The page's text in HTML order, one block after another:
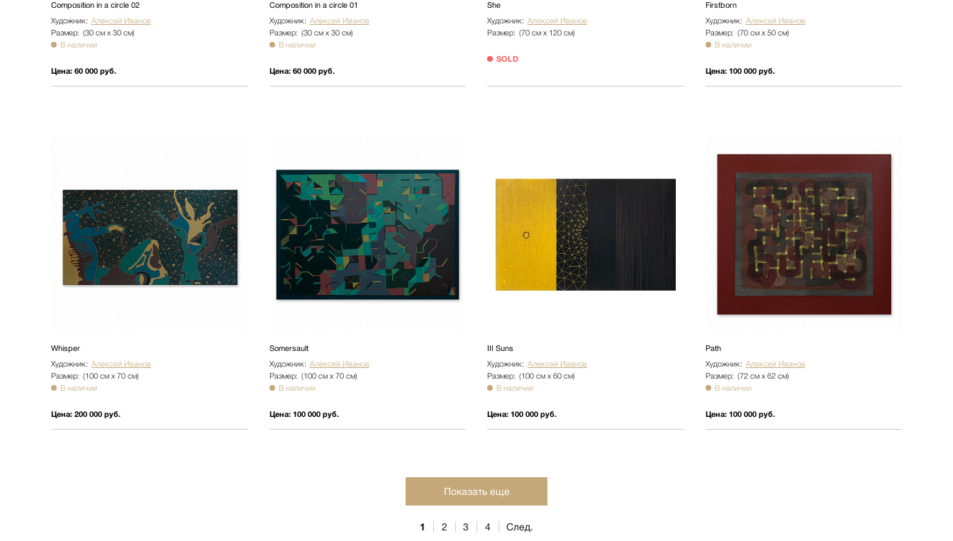
Composition in a circle 02
Художник: Алексей Иванов
Размер: (30 см х 30 см)
В наличии
Цена: 60 000 руб.
Composition in a circle 01
Художник: Алексей Иванов
Размер: (30 см х 30 см)
В наличии
Цена:60 000 руб.
She
Художник: Алексей Иванов
Размер: (70 см х 120 см)
SOLD
Firstborn
Художник: Алексей Иванов
Размер: (70 см х 50 см)
В наличии
Цена:100 000 руб.
Whisper
Художник: Алексей Иванов
Размер: (100 см х 70 см)
В наличии
Цена: 200 000 руб.
Somersault
Художник: Алексей Иванов
Размер: (100 см х 70 см)
В наличии
Цена:100 000 руб.
III Suns
Художник: Алексей Иванов
Размер: (100 см х 60 см)
В наличии
Цена: 100 000 руб.
Path
Художник: Алексей Иванов
Размер: (72 см х 62 см)
В наличии
Цена:100 000 руб.
Показать еще
1 2 3 4 След.